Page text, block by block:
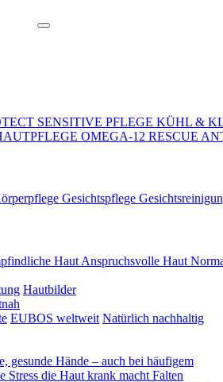
SENSITIVE PFLEGE KÜHL &
OMEGA-12 RESCUE
Gesichtspflege
Haut Anspruchsvolle Haut
Hautbilder
EUBOS weltweit Natürlich nachhaltig
gesunde Hände – auch bei häufigem
Stress die Haut krank macht Falten